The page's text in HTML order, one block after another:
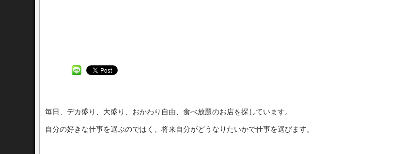
毎日、デカ盛り、大盛り、おかわり自由、食べ放題のお店を探しています。
自分の好きな仕事を選ぶのではく、将来自分がどうなりたいかで仕事を選びます。